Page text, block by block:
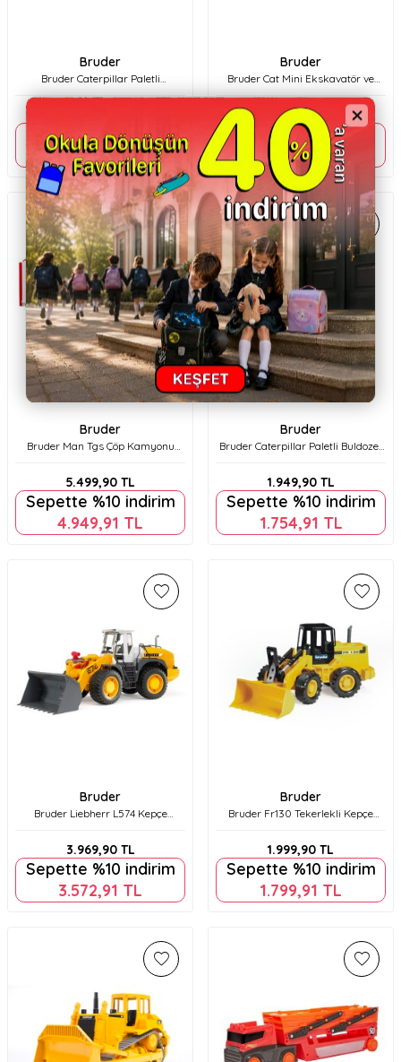
Bruder
Bruder Caterpillar Paletli
Ekskavatör Br02483
Sepette %10 indirim
4.499,91TL
Bruder
Bruder Cat Mini Ekskavatör ve
İnşaat İşçisi Br02466
3.499,90TL
Sepette %10 indirim
3.149,91
TL
Bruder
Bruder Man Tgs Çöp Kamyonu
5.499,90 TL
Sepette %10 indirim
4.949,91 TL
Bruder
Bruder Caterpillar Paletli Buldozer
1.949,90TL
Sepette %10 indirim
1.754,91 TL
Bruder
Bruder Liebherr L574 Kepçe
3.969,90TL
Sepette %10 indirim
3.572,91 TL
Bruder
Bruder Fr130 Tekerlekli Kepçe
1.999,90 TL
Sepette %10 indirim
1.799,91 TL